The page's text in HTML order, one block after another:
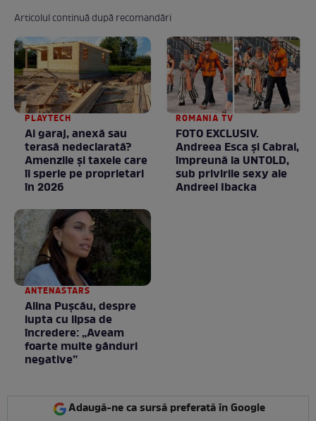
Articolul continuă după recomandări
PLAYTECH
Ai garaj, anexă sau
terasă nedeclarată?
Amenzile și taxele care
îi sperie pe proprietari
în 2026
ROMANIA TV
FOTO EXCLUSIV.
Andreea Esca şi Cabral,
împreună la UNTOLD,
sub privirile sexy ale
Andreei Ibacka
ANTENASTARS
Alina Pușcău, despre
lupta cu lipsa de
încredere: „Aveam
foarte multe gânduri
negative”
Adaugă-ne ca sursă preferată în Google